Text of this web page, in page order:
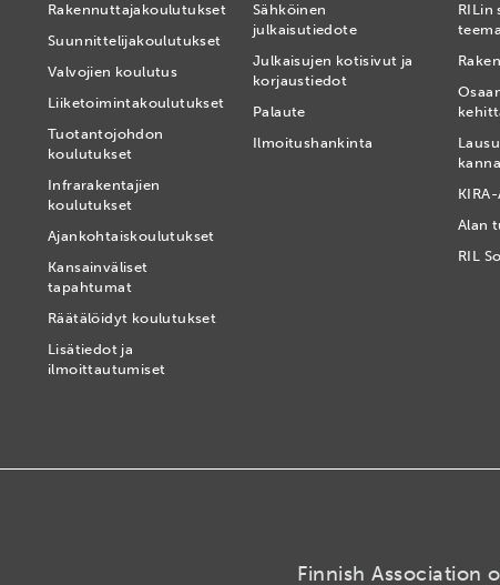
Rakennuttajakoulutukset
Suunnittelijakoulutukset
Valvojien koulutus
Liiketoimintakoulutukset
Tuotantojohdon
koulutukset
Infrarakentajien
koulutukset
Ajankohtaiskoulutukset
Kansainväliset
tapahtumat
Räätälöidyt koulutukset
Lisätiedot ja
ilmoittautumiset
Sähköinen
julkaisutiedote
Julkaisujen kotisivut ja
korjaustiedot
Palaute
Ilmoitushankinta
RILin
Alan
RIL
Finnish Association